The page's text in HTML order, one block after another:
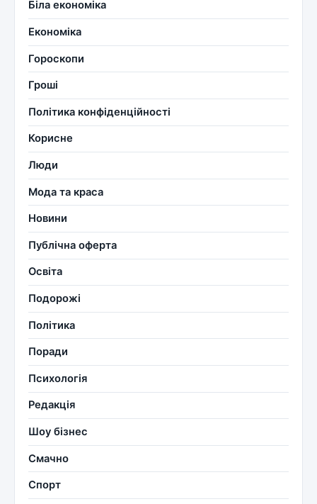
Біла економіка
Економіка
Гороскопи
Гроші
Політика конфіденційності
Корисне
Люди
Мода та краса
Новини
Публічна оферта
Освіта
Подорожі
Політика
Поради
Психологія
Редакція
Шоу бізнес
Смачно
Спорт